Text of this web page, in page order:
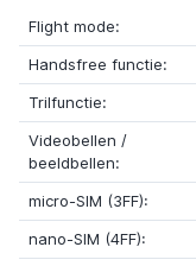
Flight mode:
Handsfree functie:
Trilfunctie:
Videobellen /
beeldbellen:
micro-SIM (3FF):
nano-SIM (4FF):